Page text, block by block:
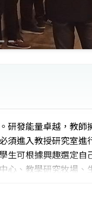
研發能量卓越，教師
須進入教授研究室進
生可根據興趣選定自
心、教學研究牧場、